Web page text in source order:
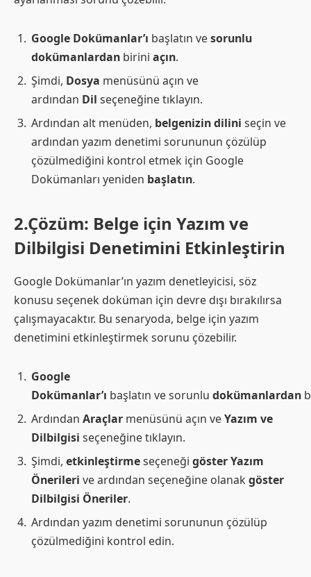
Google Dokümanlar’ı başlatın vesorunlu
dokümanlardan birini açın.
Şimdi, Dosya menüsünü açın ve
ardından Dil seçeneğine tıklayın.
Ardından alt menüden, belgenizin dilini seçin ve
ardından yazım denetimi sorununun çözülüp
çözülmediğini kontrol etmek için Google
Dokümanları yeniden başlatın.
2.Çözüm: Belge için Yazım ve
Dilbilgisi Denetimini Etkinleştirin
Google Dokümanlar’ın yazım denetleyicisi, söz
konusu seçenek doküman için devre dışı bırakılırsa
çalışmayacaktır. Bu senaryoda, belge için yazım
denetimini etkinleştirmek sorunu çözebilir.
Google
Dokümanlar’ı başlatın ve sorunlu dokümanlardan
Ardından Araçlar menüsünü açın veYazım ve
Dilbilgisi seçeneğine tıklayın.
Şimdi, etkinleştirmeseçeneği göster Yazım
Önerileri ve ardından seçeneğine olanak göster
Dilbilgisi Öneriler.
Ardından yazım denetimi sorununun çözülüp
çözülmediğini kontrol edin.